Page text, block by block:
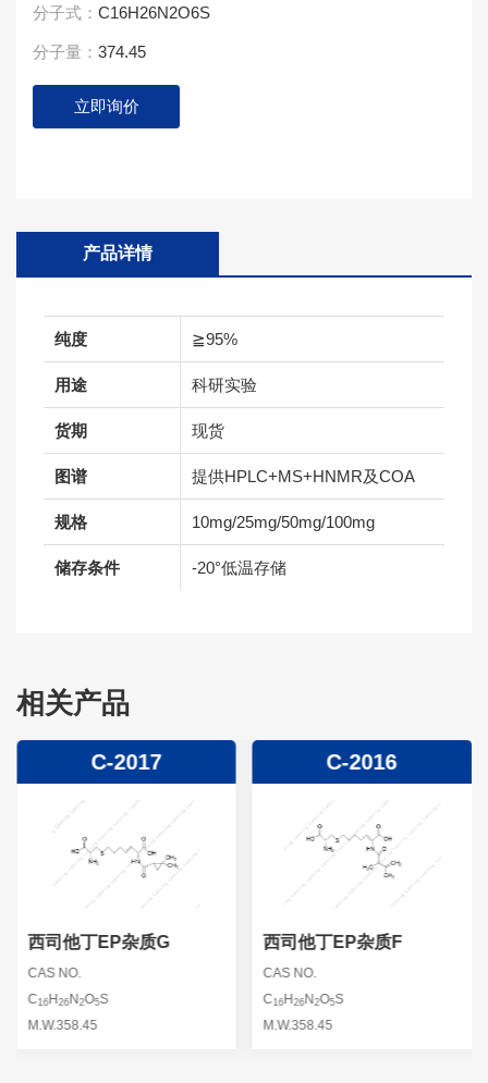
分子式： C16H26N2O6S
分子量： 374.45
立即询价
产品详情
纯度 ≧95%
用途 科研实验
货期 现货
图谱 提供HPLC+MS+HNMR及COA
规格 10mg/25mg/50mg/100mg
储存条件 -20°低温存储
相关产品
C-2017
西司他丁EP杂质G
CAS NO.
C16H26N2O5S
M.W.358.45
C-2016
西司他丁EP杂质F
CAS NO.
C16H26N2O5S
M.W.358.45